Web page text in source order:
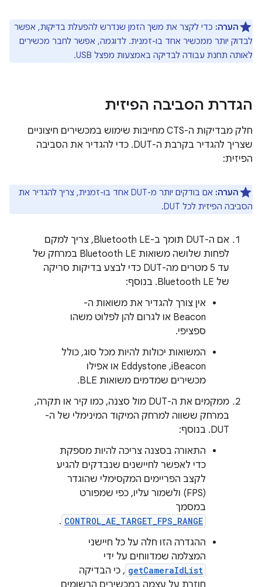
הערה: כדי לקצר את משך הזמן שנדרש להפעלת בדיקות, אפשר
לבדוק יותר ממכשיר אחד בו-זמנית. לדוגמה, אפשר לחבר מכשירים
לאותה תחנת עבודה לבדיקה באמצעות מפצל USB.
הגדרת הסביבה הפיזית
חלק מבדיקות ה-CTS מחייבות שימוש במכשירים חיצוניים
שצריך להגדיר בקרבת ה-DUT. כדי להגדיר את הסביבה
הפיזית:
הערה:
אם בודקים יותר מ-DUT אחד בו-זמנית, צריך להגדיר את
הסביבה הפיזית לכל DUT.
אם ה-DUT תומך ב-Bluetooth LE, צריך למקם
לפחות שלושה משואות Bluetooth LE במרחק של
עד 5 מטרים מה-DUT כדי לבצע בדיקות סריקה
של Bluetooth LE. בנוסף:
אין צורך להגדיר את משואות ה-
Beacon או לגרום להן לפלוט משהו
ספציפי.
המשואות יכולות להיות מכל סוג, כולל
iBeacon,‏ Eddystone או אפילו
מכשירים שמדמים משואות BLE.
ממקמים את ה-DUT מול סצנה, כמו קיר או תקרה,
במרחק ששווה למרחק המיקוד המינימלי של ה-
DUT. בנוסף:
התאורה בסצנה צריכה להיות מספקת
כדי לאפשר לחיישנים שנבדקים להגיע
לקצב הפריימים המקסימלי שהוגדר
(FPS) ולשמור עליו, כפי שמפורט
במסמך
CONTROL_AE_TARGET_FPS_RANGE
.
ההגדרה הזו חלה על כל חיישני
המצלמה שמדווחים על ידי
getCameraIdList , כי הבדיקה
חוזרת על עצמה במכשירים הרשומים